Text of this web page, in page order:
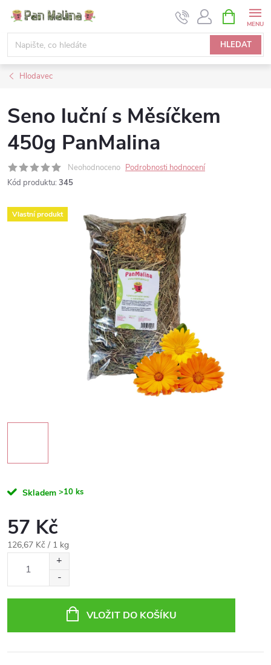
Přejít
obsah
HLEDAT
NÁKUPNÍ
KOŠÍK
Hlodavec
Seno luční s Měsíčkem
450g PanMalina
Neohodnoceno Podrobnosti hodnocení
Kód produktu: 345
Vlastní produkt
Skladem >10 ks
57 Kč
Měrná
126,67 Kč / 1 kg
VLOŽIT DO KOŠÍKU